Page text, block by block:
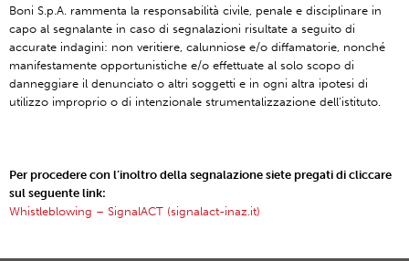
Boni S.p.A. rammenta la responsabilità civile, penale e disciplinare in
capo al segnalante in caso di segnalazioni risultate a seguito di
accurate indagini: non veritiere, calunniose e/o diffamatorie, nonché
manifestamente opportunistiche e/o effettuate al solo scopo di
danneggiare il denunciato o altri soggetti e in ogni altra ipotesi di
utilizzo improprio o di intenzionale strumentalizzazione dell’istituto.
Per procedere con l’inoltro della segnalazione siete pregati di cliccare
sul seguente link:
Whistleblowing – SignalACT (signalact-inaz.it)